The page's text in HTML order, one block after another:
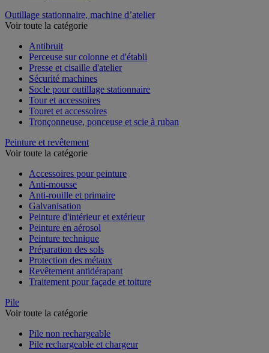
Outillage stationnaire, machine d’atelier
Voir toute la catégorie
Antibruit
Perceuse sur colonne et d'établi
Presse et cisaille d'atelier
Sécurité machines
Socle pour outillage stationnaire
Tour et accessoires
Touret et accessoires
Tronçonneuse, ponceuse et scie à ruban
Peinture et revêtement
Voir toute la catégorie
Accessoires pour peinture
Anti-mousse
Anti-rouille et primaire
Galvanisation
Peinture d'intérieur et extérieur
Peinture en aérosol
Peinture technique
Préparation des sols
Protection des métaux
Revêtement antidérapant
Traitement pour façade et toiture
Pile
Voir toute la catégorie
Pile non rechargeable
Pile rechargeable et chargeur